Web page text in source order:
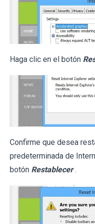
Haga clic en el botón
Confirme que desea
predeterminada de
botón Restablecer .